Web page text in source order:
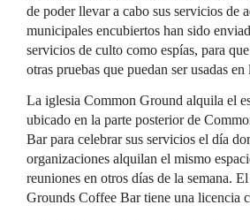
de poder llevar a cabo sus servicios de
municipales encubiertos han sido
servicios de culto como espías, para
otras pruebas que puedan ser usadas
La iglesia Common Ground alquila el
ubicado en la parte posterior de
Bar para celebrar sus servicios el día
organizaciones alquilan el mismo
reuniones en otros días de la semana.
Grounds Coffee Bar tiene una licencia